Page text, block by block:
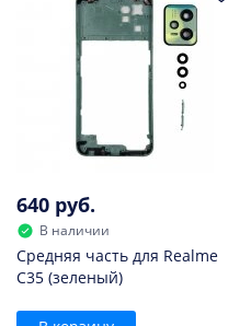
640 руб.
В наличии
Средняя часть для Realme
C35 (зеленый)